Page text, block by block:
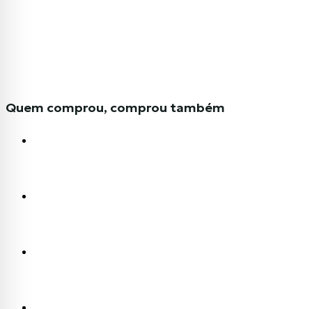
Quem comprou, comprou também